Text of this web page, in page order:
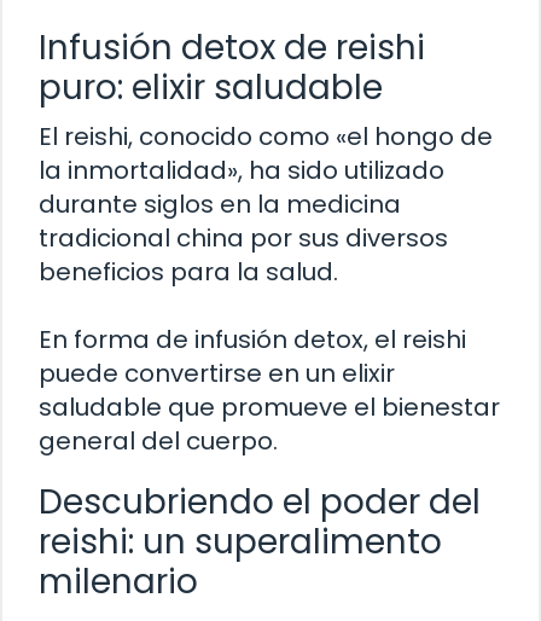
Infusión detox de reishi
puro: elixir saludable
El reishi, conocido como «el hongo de
la inmortalidad», ha sido utilizado
durante siglos en la medicina
tradicional china por sus diversos
beneficios para la salud.
En forma de infusión detox, el reishi
puede convertirse en un elixir
saludable que promueve el bienestar
general del cuerpo.
Descubriendo el poder del
reishi: un superalimento
milenario